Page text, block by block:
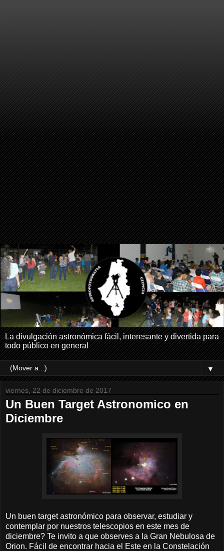
La divulgación astronómica fácil, interesante y divertida para
todo público en general
▼
viernes, 22 de diciembre de 2017
Un Buen Target Astronomico en
Diciembre
Un buen target astronómico para observar, estudiar y
contemplar por nuestros telescopios en este mes de
diciembre? Te invito a que observes a la Gran Nebulosa de
Orion. Fácil de encontrar hacia el Este en la Constelación